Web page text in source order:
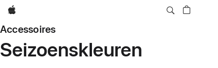
Apple
Accessoires
Seizoenskleuren